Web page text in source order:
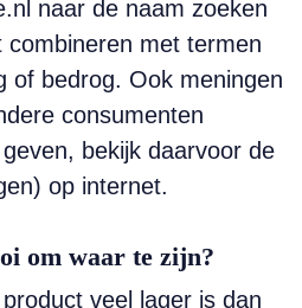
naar de naam zoeken
combineren met termen
of bedrog. Ook meningen
consumenten
bekijk daarvoor de
op internet.
om waar te zijn?
veel lager is dan